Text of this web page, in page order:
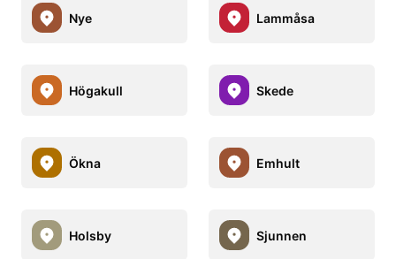
Nye Lammåsa
Högakull Skede
Ökna Emhult
Holsby Sjunnen